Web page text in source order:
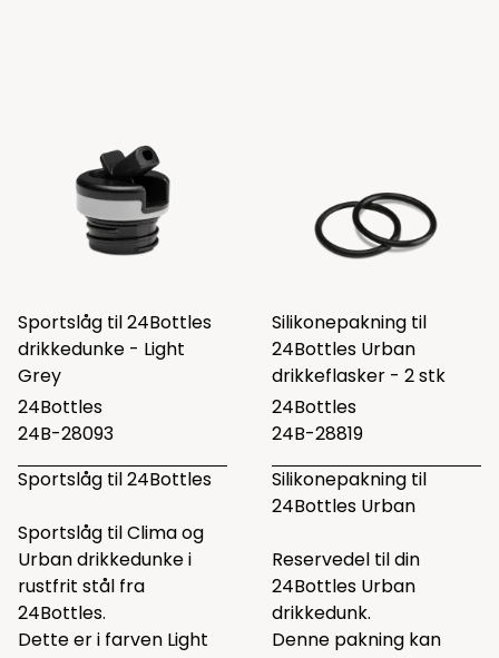
Sportslåg til 24Bottles
drikkedunke - Light
Grey
24Bottles
24B-28093
Sportslåg til 24Bottles
Sportslåg til Clima og
Urban drikkedunke i
rustfrit stål fra
24Bottles.
Dette er i farven Light
Silikonepakning til
24Bottles Urban
drikkeflasker - 2 stk
24Bottles
24B-28819
Silikonepakning til
24Bottles Urban
Reservedel til din
24Bottles Urban
drikkedunk.
Denne pakning kan